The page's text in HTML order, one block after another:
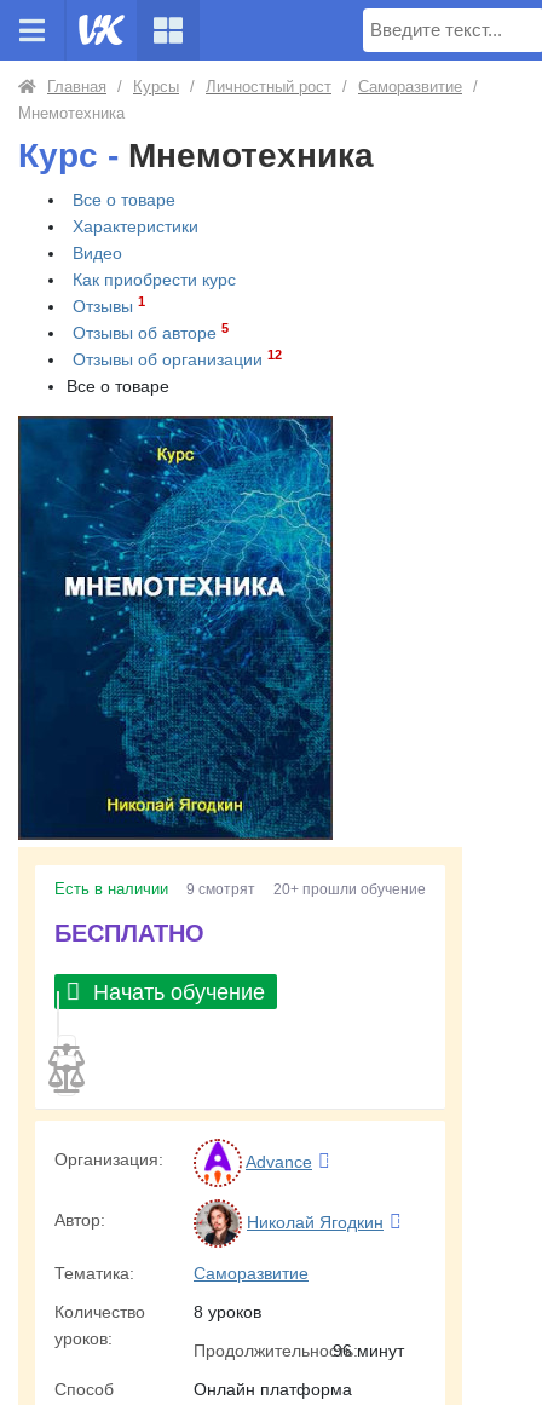
Поиск
Главная / Курсы / Личностный рост / Саморазвитие /
Мнемотехника
Курс - Мнемотехника
Все о товаре
Характеристики
Видео
Как приобрести курс
Отзывы 1
Отзывы об авторе 5
Отзывы об организации 12
Все о товаре
Есть в наличии 9 смотрят 20+ прошли обучение
БЕСПЛАТНО
Начать обучение
Организация: Advance
Автор: Николай Ягодкин
Тематика:
Саморазвитие
Количество
уроков:
8 уроков
Продолжительность:96 минут
Способ
Онлайн платформа